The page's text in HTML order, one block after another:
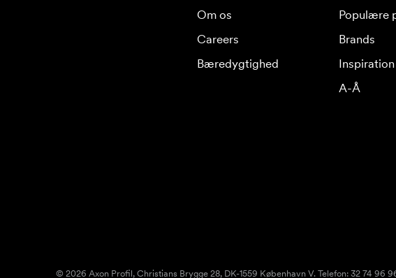
Om os
Careers
Bæredygtighed
Populære
Brands
Inspiration
A-Å
© 2026 Axon Profil, Christians Brygge 28, DK-1559 København V. Telefon: 32 74 96